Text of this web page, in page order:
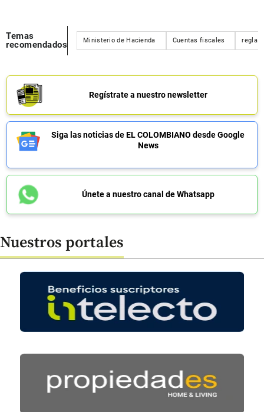
Temas
recomendados
Ministerio de Hacienda Cuentas fiscales regla
Regístrate a nuestro newsletter
Siga las noticias de EL COLOMBIANO desde Google
News
Únete a nuestro canal de Whatsapp
Nuestros portales